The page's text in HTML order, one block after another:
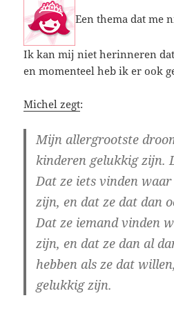
Een thema dat me
Ik kan mij niet herinneren
en momenteel heb ik er ook
Michel zegt:
Mijn allergrootste
kinderen gelukkig zijn.
Dat ze iets vinden waar
zijn, en dat ze dat dan
Dat ze iemand vinden
zijn, en dat ze dan al
hebben als ze dat
gelukkig zijn.